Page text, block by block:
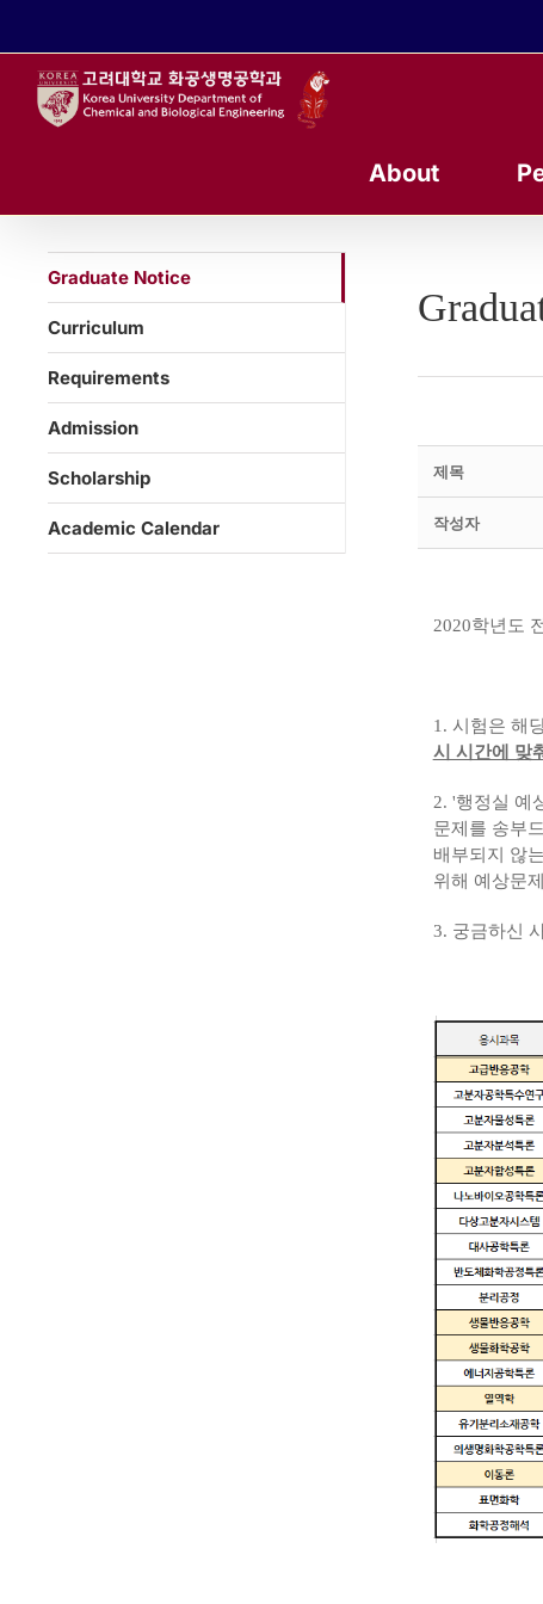
About
제목
작성자
2020학년도
1. 시험은 해
시 시간에 맞
2. '행정실 예
문제를 송부
배부되지 않
위해 예상문
3. 궁금하신
Graduate Notice
Curriculum
Requirements
Admission
Scholarship
Academic Calendar